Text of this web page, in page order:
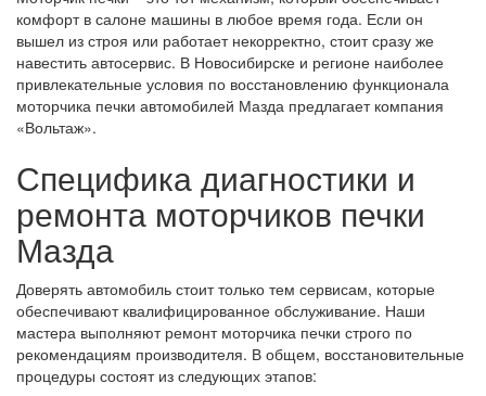
комфорт в салоне машины в любое время года. Если он
вышел из строя или работает некорректно, стоит сразу же
навестить автосервис. В Новосибирске и регионе наиболее
привлекательные условия по восстановлению функционала
моторчика печки автомобилей Мазда предлагает компания
«Вольтаж».
Специфика диагностики и
ремонта моторчиков печки
Мазда
Доверять автомобиль стоит только тем сервисам, которые
обеспечивают квалифицированное обслуживание. Наши
мастера выполняют ремонт моторчика печки строго по
рекомендациям производителя. В общем, восстановительные
процедуры состоят из следующих этапов: